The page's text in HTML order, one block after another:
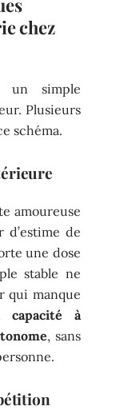
chez
un simple
Plusieurs
schéma.
amoureuse
de
une dose
stable ne
qui manque
capacité à
, sans